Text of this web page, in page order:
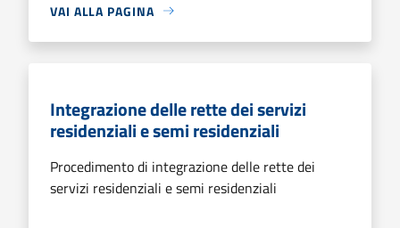
VAI ALLA PAGINA
Integrazione delle rette dei servizi
residenziali e semi residenziali
Procedimento di integrazione delle rette dei
servizi residenziali e semi residenziali